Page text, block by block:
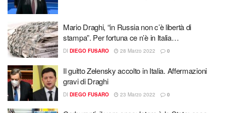
Mario Draghi, “in Russia non c’è libertà di
stampa”. Per fortuna ce n’è in Italia…
DI DIEGO FUSARO 28 Marzo 2022 0
Il guitto Zelensky accolto in Italia. Affermazioni
gravi di Draghi
DI DIEGO FUSARO 23 Marzo 2022 0